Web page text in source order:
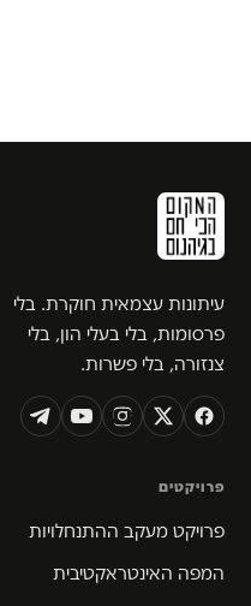
עיתונות עצמאית חוקרת. בלי
פרסומות, בלי בעלי הון, בלי
צנזורה, בלי פשרות.
פרויקטים
פרויקט מעקב ההתנחלויות
המפה האינטראקטיבית